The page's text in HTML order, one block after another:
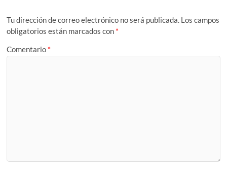
Tu dirección de correo electrónico no será publicada. Los campos
obligatorios están marcados con *
Comentario *